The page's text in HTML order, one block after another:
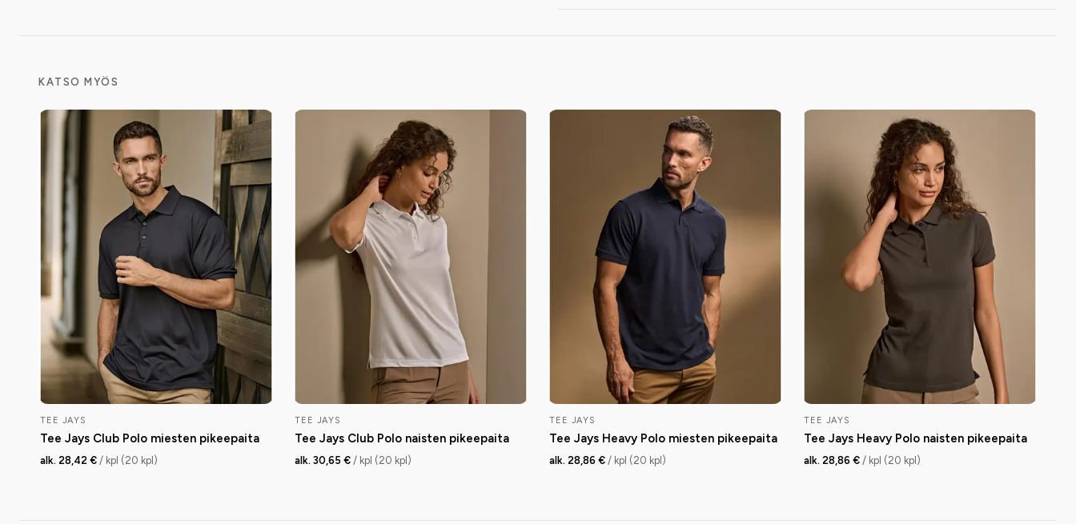
KATSO MYÖS
TEE JAYS
Tee Jays Club Polo miesten pikeepaita
alk. 28,42 € / kpl (20 kpl)
TEE JAYS
Tee Jays Club Polo naisten pikeepaita
alk. 30,65 € / kpl (20 kpl)
TEE JAYS
Tee Jays Heavy Polo miesten pikeepaita
alk. 28,86 € / kpl (20 kpl)
TEE JAYS
Tee Jays Heavy Polo naisten pikeepaita
alk. 28,86 € / kpl (20 kpl)